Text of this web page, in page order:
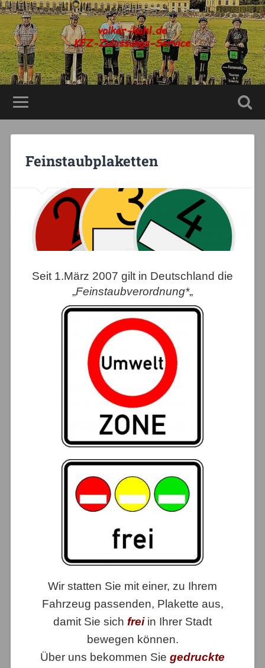
Feinstaubplaketten
Seit 1.März 2007 gilt in Deutschland die
„Feinstaubverordnung*„
Wir statten Sie mit einer, zu Ihrem
Fahrzeug passenden, Plakette aus,
damit Sie sich freiin Ihrer Stadt
bewegen können.
Über uns bekommen Sie gedruckte